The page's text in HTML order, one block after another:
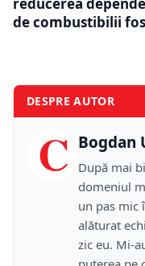
de combustibilii
DESPRE AUTOR
C Bogdan
După mai
domeniul
un pas mic
alăturat
zic eu. Mi-